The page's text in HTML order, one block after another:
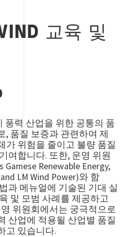
교육 및
풍력 산업을 위한 공통의 품
, 품질 보증과 관련하여 제
가 위험을 줄이고 불량 품질
여합니다. 또한, 운영 위원
Gamese Renewable Energy,
LM Wind Power)와 함
과 메뉴얼에 기술된 기대 실
및 모범 사례를 제공하고
위원회에서는 궁극적으로
산업에 적용될 산업별 품질
고 있습니다.